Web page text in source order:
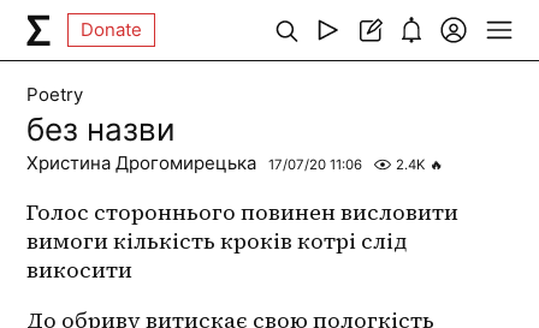
Donate
Poetry
без назви
Христина Дрогомирецька 17/07/20 11:06 2.4K 🔥
Голос стороннього повинен висловити
вимоги кількість кроків котрі слід
викосити
До обриву витискає свою пологкість